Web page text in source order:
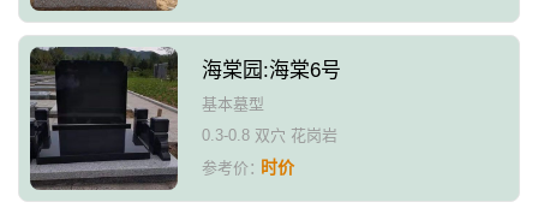
海棠园:海棠6号
基本墓型
0.3-0.8 双穴 花岗岩
参考价：时价